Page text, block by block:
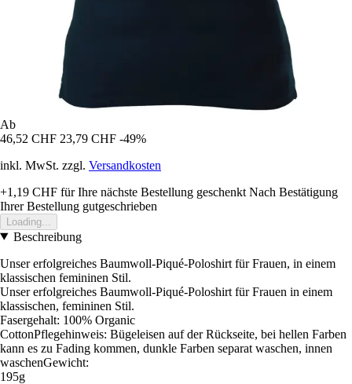
Ab
46,52 CHF 23,79 CHF -49%
inkl. MwSt. zzgl. Versandkosten
+1,19 CHF für Ihre nächste Bestellung geschenkt Nach Bestätigung
Ihrer Bestellung gutgeschrieben
Loading...
Beschreibung
Unser erfolgreiches Baumwoll-Piqué-Poloshirt für Frauen, in einem
klassischen femininen Stil.
Unser erfolgreiches Baumwoll-Piqué-Poloshirt für Frauen in einem
klassischen, femininen Stil.
Fasergehalt: 100% Organic
CottonPflegehinweis: Bügeleisen auf der Rückseite, bei hellen Farben
kann es zu Fading kommen, dunkle Farben separat waschen, innen
waschenGewicht:
195g